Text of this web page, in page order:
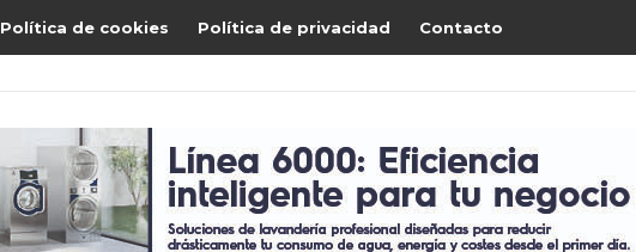
Política de cookies Política de privacidad Contacto